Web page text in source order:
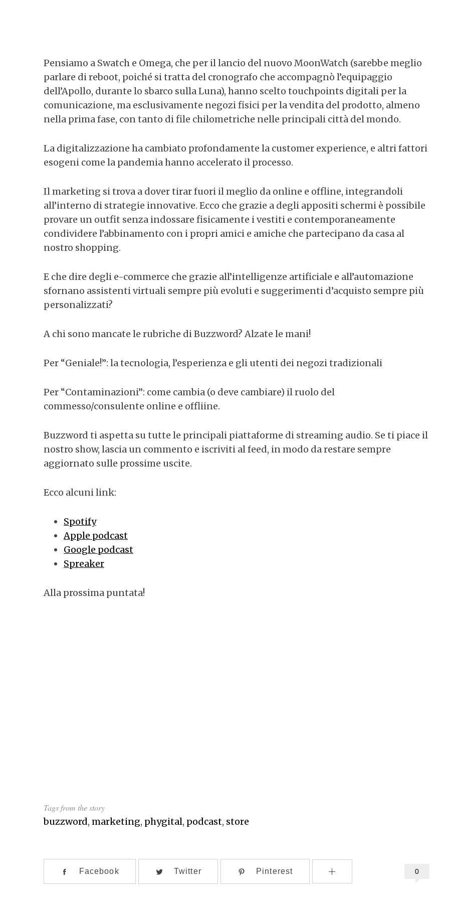
Pensiamo a Swatch e Omega, che per il lancio del nuovo MoonWatch (sarebbe meglio
parlare di reboot, poiché si tratta del cronografo che accompagnò l’equipaggio
dell’Apollo, durante lo sbarco sulla Luna), hanno scelto touchpoints digitali per la
comunicazione, ma esclusivamente negozi fisici per la vendita del prodotto, almeno
nella prima fase, con tanto di file chilometriche nelle principali città del mondo.
La digitalizzazione ha cambiato profondamente la customer experience, e altri fattori
esogeni come la pandemia hanno accelerato il processo.
Il marketing si trova a dover tirar fuori il meglio da online e offline, integrandoli
all’interno di strategie innovative. Ecco che grazie a degli appositi schermi è possibile
provare un outfit senza indossare fisicamente i vestiti e contemporaneamente
condividere l’abbinamento con i propri amici e amiche che partecipano da casa al
nostro shopping.
E che dire degli e-commerce che grazie all’intelligenze artificiale e all’automazione
sfornano assistenti virtuali sempre più evoluti e suggerimenti d’acquisto sempre più
personalizzati?
A chi sono mancate le rubriche di Buzzword? Alzate le mani!
Per “Geniale!”: la tecnologia, l’esperienza e gli utenti dei negozi tradizionali
Per “Contaminazioni”: come cambia (o deve cambiare) il ruolo del
commesso/consulente online e offliine.
Buzzword ti aspetta su tutte le principali piattaforme di streaming audio. Se ti piace il
nostro show, lascia un commento e iscriviti al feed, in modo da restare sempre
aggiornato sulle prossime uscite.
Ecco alcuni link:
Spotify
Apple podcast
Google podcast
Spreaker
Alla prossima puntata!
Tags from the story
buzzword, marketing, phygital, podcast, store
0
Facebook Twitter Pinterest
e
c
h
f
: